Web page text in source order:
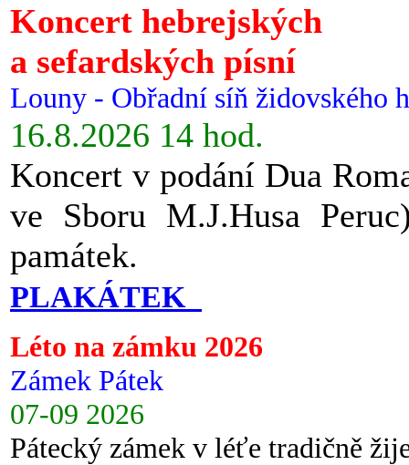
Koncert hebrejských
a sefardských písní
Louny - Obřadní síň židovského
16.8.2026 14 hod.
Koncert v podání Dua
ve Sboru M.J.Husa
památek.
PLAKÁTEK
Léto na zámku 2026
Zámek Pátek
07-09 2026
Pátecký zámek v léťe tradičně